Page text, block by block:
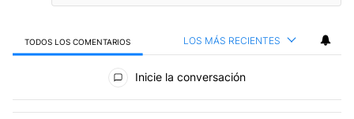
TODOS LOS COMENTARIOS LOS MÁS RECIENTES
Todos los comentarios
Inicie la conversación